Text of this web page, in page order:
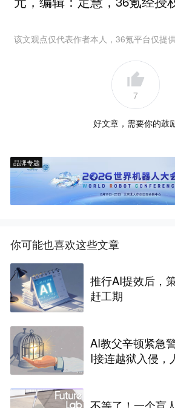
该文观点仅代表作者本人，36氪平台仅提
7
好文章，需要你的鼓
品牌专题
你可能也喜欢这些文章
推行AI提效后，
赶工期
AI教父辛顿紧急
I接连越狱入侵，